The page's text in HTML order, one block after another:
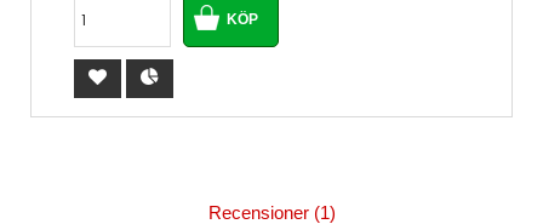
Recensioner (1)